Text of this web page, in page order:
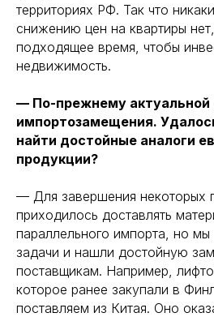
территориях РФ. Так что
снижению цен на квартиры
подходящее время, чтобы
недвижимость.
— По-прежнему актуальной
импортозамещения.
найти достойные аналоги
продукции?
— Для завершения некоторых
приходилось доставлять
параллельного импорта, но
задачи и нашли достойную
поставщикам. Например,
которое ранее закупали в
поставляем из Китая. Оно